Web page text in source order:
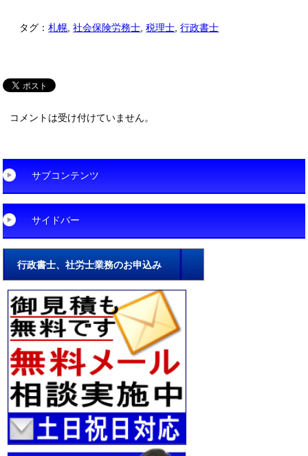
タグ：札幌 ,社会保険労務士 ,税理士 ,行政書士
コメントは受け付けていません。
サブコンテンツ
サイドバー
行政書士、社労士業務のお申込み